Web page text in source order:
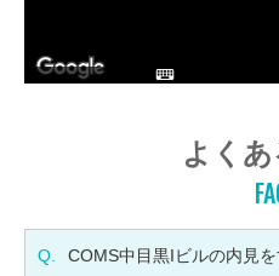
よく
Q. COMS中目黒Iビルの内見